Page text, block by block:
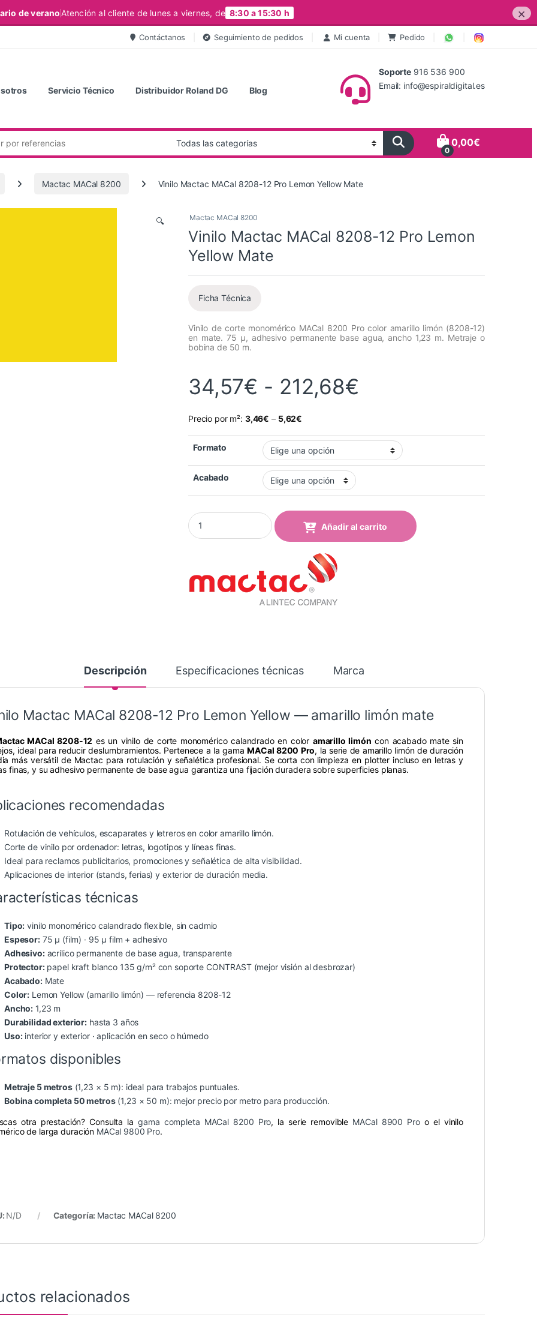
de veranoAtención al cliente de lunes a viernes, de 8:30 a 15:30 h ×
Contáctanos Seguimiento de pedidos Mi cuenta Pedido
Servicio Técnico Distribuidor Roland DG Blog
Soporte 916 536 900
Email: info@espiraldigital.es
0
0,00€
Mactac MACal 8200 Vinilo Mactac MACal 8208-12 Pro Lemon Yellow Mate
🔍 Mactac MACal 8200
Vinilo Mactac MACal 8208-12 Pro Lemon
Yellow Mate
Ficha Técnica
Vinilo de corte monomérico MACal 8200 Pro color amarillo limón (8208-12)
en mate. 75 µ, adhesivo permanente base agua, ancho 1,23 m. Metraje o
bobina de 50 m.
34,57€ - 212,68€
Precio por m²: 3,46€ – 5,62€
Formato
Acabado
Vinilo Mactac MACal 8208-12 Pro Lemon Yellow Mate quantity
Añadir al carrito
Descripción Especificaciones técnicas Marca
Mactac MACal 8208-12 Pro Lemon Yellow — amarillo limón mate
MACal 8208-12 es un vinilo de corte monomérico calandrado en color amarillo limón con acabado mate sin
ideal para reducir deslumbramientos. Pertenece a la gamaMACal 8200 Pro, la serie de amarillo limón de duración
más versátil de Mactac para rotulación y señalética profesional. Se corta con limpieza en plotter incluso en letras y
finas, y su adhesivo permanente de base agua garantiza una fijación duradera sobre superficies planas.
recomendadas
Rotulación de vehículos, escaparates y letreros en color amarillo limón.
Corte de vinilo por ordenador: letras, logotipos y líneas finas.
Ideal para reclamos publicitarios, promociones y señalética de alta visibilidad.
Aplicaciones de interior (stands, ferias) y exterior de duración media.
técnicas
Tipo: vinilo monomérico calandrado flexible, sin cadmio
Espesor:75 µ (film) · 95 µ film + adhesivo
Adhesivo:acrílico permanente de base agua, transparente
Protector:papel kraft blanco 135 g/m² con soporte CONTRAST (mejor visión al desbrozar)
Acabado:Mate
Color: Lemon Yellow (amarillo limón) — referencia 8208-12
Ancho: 1,23 m
Durabilidad exterior: hasta 3 años
Uso:interior y exterior · aplicación en seco o húmedo
disponibles
Metraje 5 metros(1,23 × 5 m): ideal para trabajos puntuales.
Bobina completa 50 metros(1,23 × 50 m): mejor precio por metro para producción.
otra prestación? Consulta lagama completa MACal 8200 Pro, la serie removible MACal 8900 Proo el vinilo
de larga duración MACal 9800 Pro.
N/D Categoría: Mactac MACal 8200
relacionados